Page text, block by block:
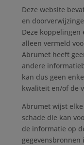
Deze website
en
Deze koppelingen
alleen vermeld
Abrumet heeft
andere
kan dus geen
kwaliteit en/of de
Abrumet wijst
schade die kan
de informatie op
gegevensbronnen